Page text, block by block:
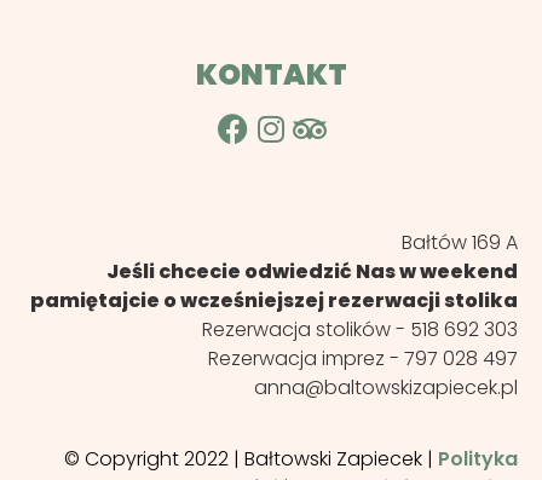
KONTAKT
Bałtów 169 A
Jeśli chcecie odwiedzić Nas w weekend
pamiętajcie o wcześniejszej rezerwacji stolika
Rezerwacja stolików - 518 692 303
Rezerwacja imprez - 797 028 497
anna@baltowskizapiecek.pl
© Copyright 2022 | Bałtowski Zapiecek | Polityka